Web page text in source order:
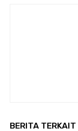
BERITA TERKAIT